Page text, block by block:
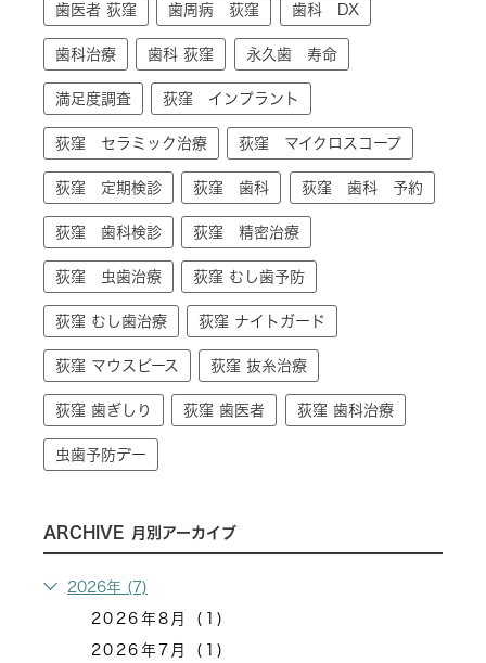
歯医者 荻窪 歯周病 荻窪 歯科 DX
歯科治療 歯科 荻窪 永久歯 寿命
満足度調査 荻窪 インプラント
荻窪 セラミック治療 荻窪 マイクロスコープ
荻窪 定期検診 荻窪 歯科 荻窪 歯科 予約
荻窪 歯科検診 荻窪 精密治療
荻窪 虫歯治療 荻窪 むし歯予防
荻窪 むし歯治療 荻窪 ナイトガード
荻窪 マウスピース 荻窪 抜糸治療
荻窪 歯ぎしり 荻窪 歯医者 荻窪 歯科治療
虫歯予防デー
ARCHIVE 月別アーカイブ
2026年 (7)
2026年8月 (1)
2026年7月 (1)